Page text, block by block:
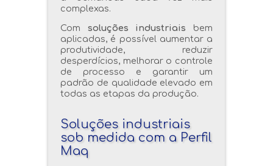
complexas.
Com soluções industriais bem
aplicadas, é possível aumentar a
produtividade, reduzir
desperdícios, melhorar o controle
de processo e garantir um
padrão de qualidade elevado em
todas as etapas da produção.
Soluções industriais
sob medida com a Perfil
Maq